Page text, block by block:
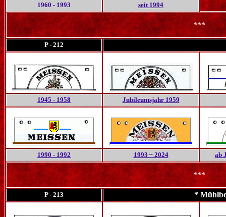
1960 - 1993 seit 1994
***
P - 212
1945 - 1958 Jubileumsjahr1959
1990 - 1992 1993 ~ 2024 ab
***
P - 213 *